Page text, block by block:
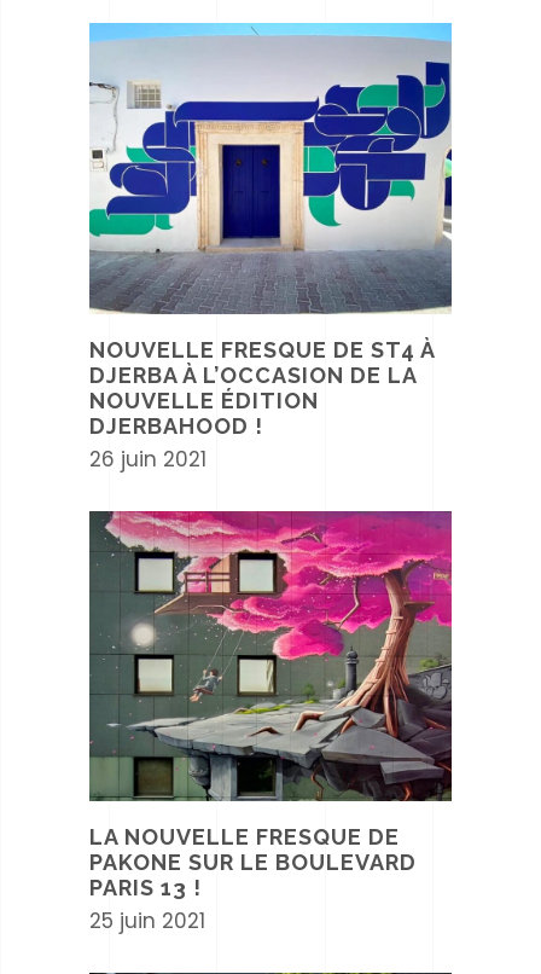
NOUVELLE FRESQUE DE ST4 À
DJERBA À L’OCCASION DE LA
NOUVELLE ÉDITION
DJERBAHOOD !
26 juin 2021
LA NOUVELLE FRESQUE DE
PAKONE SUR LE BOULEVARD
PARIS 13 !
25 juin 2021